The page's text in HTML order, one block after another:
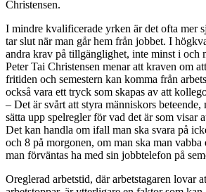
Christensen.
I mindre kvalificerade yrken är det ofta mer
tar slut när man går hem från jobbet. I
andra krav på tillgänglighet, inte minst i och
Peter Tai Christensen menar att kraven om
fritiden och semestern kan komma från
också vara ett tryck som skapas av att
– Det är svårt att styra människors beteende,
sätta upp spelregler för vad det är som visar
Det kan handla om ifall man ska svara på
och 8 på morgonen, om man ska man
man förväntas ha med sin jobbtelefon på
Oreglerad arbetstid, där arbetstagaren lovar